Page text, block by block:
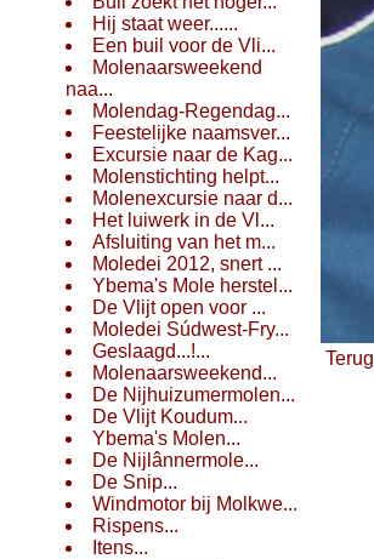
Hij staat weer......
Een buil voor de Vli...
Molenaarsweekend
naa...
Molendag-Regendag...
Feestelijke naamsver...
Excursie naar de Kag...
Molenstichting helpt...
Molenexcursie naar d...
Het luiwerk in de Vl...
Afsluiting van het m...
Moledei 2012, snert ...
Ybema's Mole herstel...
De Vlijt open voor ...
Moledei Súdwest-Fry...
Geslaagd...!...
Molenaarsweekend...
De Nijhuizumermolen...
De Vlijt Koudum...
Ybema's Molen...
De Nijlânnermole...
De Snip...
Windmotor bij Molkwe...
Rispens...
Itens...
Terug